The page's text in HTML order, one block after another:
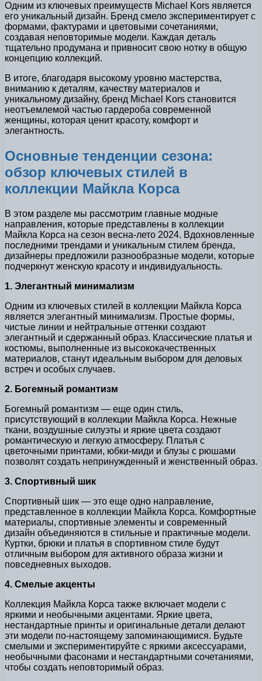
Одним из ключевых преимуществ Michael Kors является
его уникальный дизайн. Бренд смело экспериментирует с
формами, фактурами и цветовыми сочетаниями,
создавая неповторимые модели. Каждая деталь
тщательно продумана и привносит свою нотку в общую
концепцию коллекций.
В итоге, благодаря высокому уровню мастерства,
вниманию к деталям, качеству материалов и
уникальному дизайну, бренд Michael Kors становится
неотъемлемой частью гардероба современной
женщины, которая ценит красоту, комфорт и
элегантность.
Основные тенденции сезона:
обзор ключевых стилей в
коллекции Майкла Корса
В этом разделе мы рассмотрим главные модные
направления, которые представлены в коллекции
Майкла Корса на сезон весна-лето 2024. Вдохновленные
последними трендами и уникальным стилем бренда,
дизайнеры предложили разнообразные модели, которые
подчеркнут женскую красоту и индивидуальность.
1. Элегантный минимализм
Одним из ключевых стилей в коллекции Майкла Корса
является элегантный минимализм. Простые формы,
чистые линии и нейтральные оттенки создают
элегантный и сдержанный образ. Классические платья и
костюмы, выполненные из высококачественных
материалов, станут идеальным выбором для деловых
встреч и особых случаев.
2. Богемный романтизм
Богемный романтизм — еще один стиль,
присутствующий в коллекции Майкла Корса. Нежные
ткани, воздушные силуэты и яркие цвета создают
романтическую и легкую атмосферу. Платья с
цветочными принтами, юбки-миди и блузы с рюшами
позволят создать непринужденный и женственный образ.
3. Спортивный шик
Спортивный шик — это еще одно направление,
представленное в коллекции Майкла Корса. Комфортные
материалы, спортивные элементы и современный
дизайн объединяются в стильные и практичные модели.
Куртки, брюки и платья в спортивном стиле будут
отличным выбором для активного образа жизни и
повседневных выходов.
4. Смелые акценты
Коллекция Майкла Корса также включает модели с
яркими и необычными акцентами. Яркие цвета,
нестандартные принты и оригинальные детали делают
эти модели по-настоящему запоминающимися. Будьте
смелыми и экспериментируйте с яркими аксессуарами,
необычными фасонами и нестандартными сочетаниями,
чтобы создать неповторимый образ.